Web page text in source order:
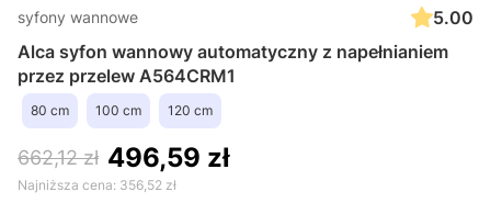
syfony wannowe
5.00
Alca syfon wannowy automatyczny z napełnianiem
przez przelew A564CRM1
80 cm 100 cm 120 cm
662,12 zł 496,59 zł
Najniższa cena: 356,52 zł